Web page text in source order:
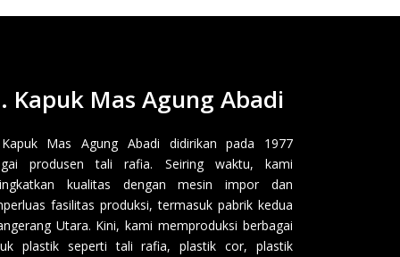
Kapuk Mas Agung Abadi
Mas Agung Abadi didirikan pada 1977
produsen tali rafia. Seiring waktu, kami
kualitas dengan mesin impor dan
fasilitas produksi, termasuk pabrik kedua
Utara. Kini, kami memproduksi berbagai
plastik seperti tali rafia, plastik cor, plastik